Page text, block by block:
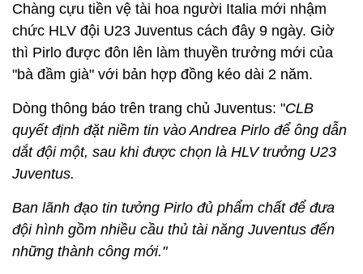
Chàng cựu tiền vệ tài hoa người Italia mới nhậm
chức HLV đội U23 Juventus cách đây 9 ngày. Giờ
thì Pirlo được đôn lên làm thuyền trưởng mới của
"bà đầm già" với bản hợp đồng kéo dài 2 năm.
Dòng thông báo trên trang chủ Juventus: "CLB
quyết định đặt niềm tin vào Andrea Pirlo để ông dẫn
dắt đội một, sau khi được chọn là HLV trưởng U23
Juventus.
Ban lãnh đạo tin tưởng Pirlo đủ phẩm chất để đưa
đội hình gồm nhiều cầu thủ tài năng Juventus đến
những thành công mới."